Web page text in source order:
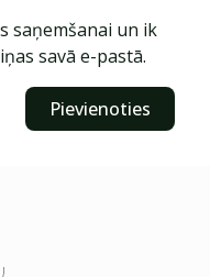
saņemšanai un ik
savā e-pastā.
Pievienoties